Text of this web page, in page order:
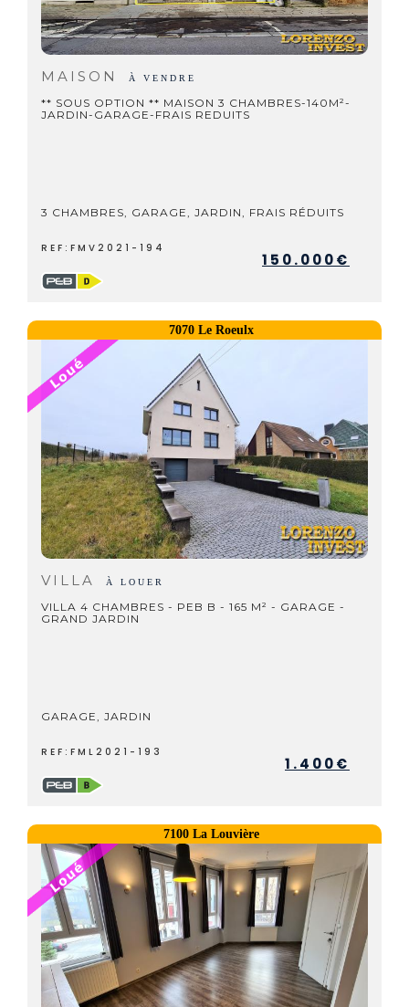
MAISON À VENDRE
** SOUS OPTION ** MAISON 3 CHAMBRES-140M²-
JARDIN-GARAGE-FRAIS REDUITS
3 CHAMBRES, GARAGE, JARDIN, FRAIS RÉDUITS
REF:FMV2021-194
150.000€
7070 Le Roeulx
VILLA À LOUER
VILLA 4 CHAMBRES - PEB B - 165 M² - GARAGE -
GRAND JARDIN
GARAGE, JARDIN
REF:FML2021-193
1.400€
7100 La Louvière